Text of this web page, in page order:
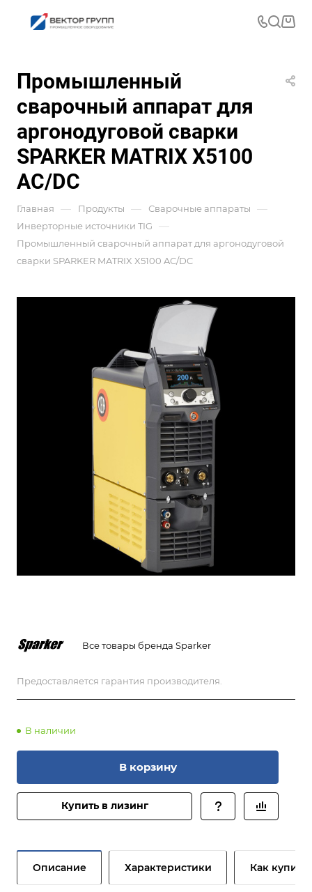
Промышленный
сварочный аппарат для
аргонодуговой сварки
SPARKER MATRIX X5100
AC/DC
Главная — Продукты — Сварочные аппараты —
Инверторные источники TIG —
Промышленный сварочный аппарат для аргонодуговой
сварки SPARKER MATRIX X5100 AC/DC
Все товары бренда Sparker
Предоставляется гарантия производителя.
В наличии
В корзину
Купить в лизинг
Описание Характеристики Как купить